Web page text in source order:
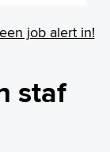
job alert in!
staf